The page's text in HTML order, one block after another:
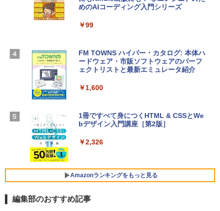
Apple 2026 MacBook Air M5チップ搭載
igence、13.6インチLiquid Retinaディ
ームカメラ、日本語キーボード、Touch I
D - ミッドナイト
ン 15-fd 15.6インチ 16GBメモリ 512GB
SSD インテル Core 5
￥129,800
FMV ノートパソコン WE1-K3 (MS 365 P
ersonal/Copilotキー搭載/Win 11/15.6型/
Core i5/16GB/SSD 512GB/ホワイト) FM
ラインコード版
￥3,200
Robloxギフトカード - 1000 Robux 【限
定バーチャルアイテムを含む】 【オンラ
インゲームコード】 ロブロックス |オン
Microsoft Office Home 2024(最新 永続
0/mac対応|PC2台
めのAIコーディング入門シリーズ
￥99
FM TOWNS ハイパー・カタログ: 本体ハ
ードウェア・市販ソフトウェアのパーフ
ェクトリストと最新エミュレータ紹介
￥1,600
1冊ですべて身につくHTML & CSSとWe
bデザイン入門講座［第2版］
￥2,326
Amazonランキングをもっと見る
編集部のおすすめ記事